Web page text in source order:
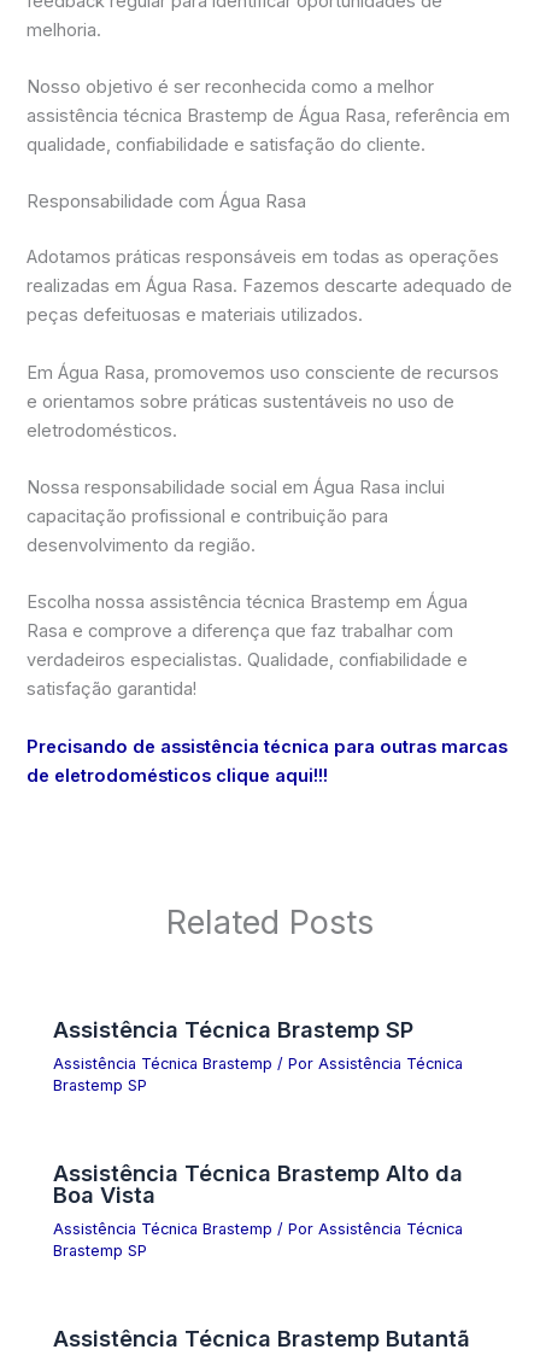
melhoria.
Nosso objetivo é ser reconhecida como a melhor
assistência técnica Brastemp de Água Rasa, referência em
qualidade, confiabilidade e satisfação do cliente.
Responsabilidade com Água Rasa
Adotamos práticas responsáveis em todas as operações
realizadas em Água Rasa. Fazemos descarte adequado de
peças defeituosas e materiais utilizados.
Em Água Rasa, promovemos uso consciente de recursos
e orientamos sobre práticas sustentáveis no uso de
eletrodomésticos.
Nossa responsabilidade social em Água Rasa inclui
capacitação profissional e contribuição para
desenvolvimento da região.
Escolha nossa assistência técnica Brastemp em Água
Rasa e comprove a diferença que faz trabalhar com
verdadeiros especialistas. Qualidade, confiabilidade e
satisfação garantida!
Precisando de assistência técnica para outras marcas
de eletrodomésticos clique aqui!!!
Related Posts
Assistência Técnica Brastemp SP
Assistência Técnica Brastemp / PorAssistência Técnica
Brastemp SP
Assistência Técnica Brastemp Alto da
Boa Vista
Assistência Técnica Brastemp / PorAssistência Técnica
Brastemp SP
Assistência Técnica Brastemp Butantã